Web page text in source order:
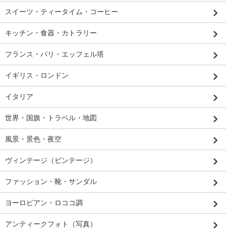
スイーツ・ティータイム・コーヒー
キッチン・食器・カトラリー
フランス・パリ・エッフェル塔
イギリス・ロンドン
イタリア
世界・国旗・トラベル・地図
風景・景色・夜空
ヴィンテージ（ビンテージ）
ファッション・靴・サンダル
ヨーロピアン・ロココ調
アンティークフォト（写真）